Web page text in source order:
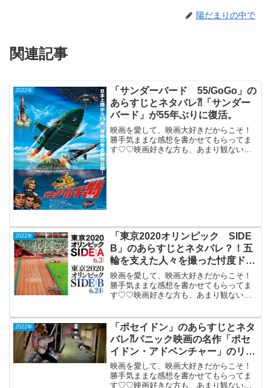
陽だまりの中で
関連記事
2022年
「サンダーバード 55/GoGo」の
あらすじとネタバレ⁈「サンダー
バード」が55年ぶりに復活。
映画を愛して、映画大好きだからこそ！
勝手気ままな感想を書かせてもらってま
す♡♡映画好きな方も、あまり観ない方
2022年
「東京2020オリンピック SIDE
B」のあらすじとネタバレ？！五
輪を支えた人々を撮った忖度ドキ
ュメンタリー。
映画を愛して、映画大好きだからこそ！
勝手気ままな感想を書かせてもらってま
す♡♡映画好きな方も、あまり観ない方
（123分）五輪を支えた人々を撮った忖
度...
2022年
「ポセイドン」のあらすじとネタ
バレ⁈パニック映画の名作「ポセ
イドン・アドベンチャー」のリメ
ーク。
映画を愛して、映画大好きだからこそ！
勝手気ままな感想を書かせてもらってま
す♡♡映画好きな方も、あまり観ない方